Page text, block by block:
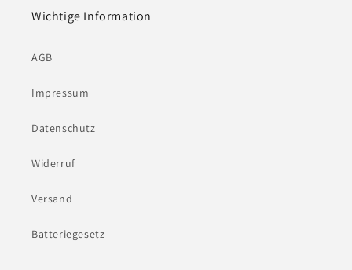
Wichtige Information
AGB
Impressum
Datenschutz
Widerruf
Versand
Batteriegesetz